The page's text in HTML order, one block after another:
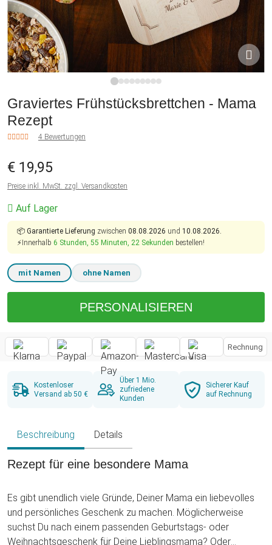
Graviertes Frühstücksbrettchen - Mama
Rezept
4 Bewertungen
€ 19,95
Preise inkl. MwSt. zzgl. Versandkosten
Auf Lager
📦 Garantierte Lieferung zwischen 08.08.2026 und 10.08.2026.
⚡Innerhalb 6 Stunden, 55 Minuten, 21 Sekunden bestellen!
mit Namen ohne Namen
PERSONALISIEREN
Rechnung
Kostenloser
Versand ab 50 €
Über 1 Mio.
zufriedene
Kunden
Sicherer Kauf
auf Rechnung
Beschreibung Details
Rezept für eine besondere Mama
Es gibt unendlich viele Gründe, Deiner Mama ein liebevolles
und persönliches Geschenk zu machen. Möglicherweise
suchst Du nach einem passenden Geburtstags- oder
Weihnachtsgeschenk für Deine Lieblingsmama? Oder